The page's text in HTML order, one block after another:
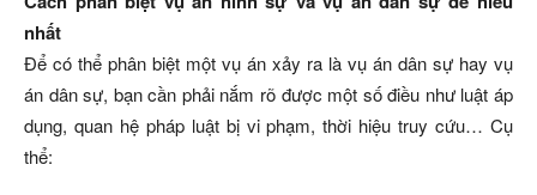
nhất
Để có thể phân biệt một vụ án xảy ra là vụ án dân sự hay vụ
án dân sự, bạn cần phải nắm rõ được một số điều như luật áp
dụng, quan hệ pháp luật bị vi phạm, thời hiệu truy cứu… Cụ
thể: